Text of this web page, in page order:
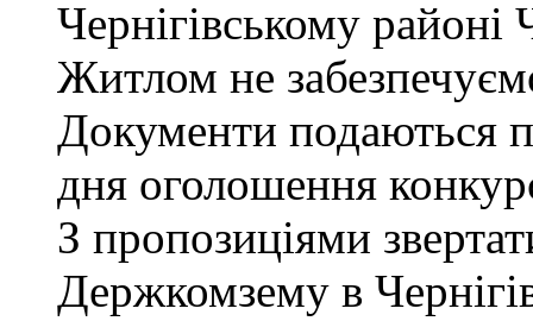
Чернігівському районі
Житлом не
Документи подаються
дня оголошення
З пропозиціями
Держкомзему в